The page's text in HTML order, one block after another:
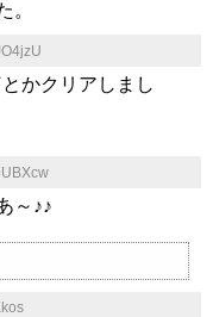
。
かクリアしまし
～♪♪